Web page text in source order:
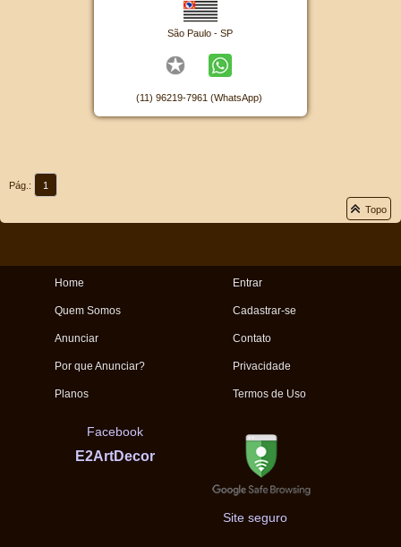
São Paulo - SP
(11) 96219-7961 (WhatsApp)
Pág.: 1
Topo
Home
Quem Somos
Anunciar
Por que Anunciar?
Planos
Facebook
E2ArtDecor
Entrar
Cadastrar-se
Contato
Privacidade
Termos de Uso
Site seguro